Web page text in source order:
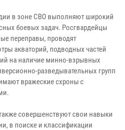
в зоне СВО выполняют широкий
боевых задач. Росгвардейцы
переправы, проводят
акваторий, подводных частей
на наличие минно-взрывных
разведывательных групп
вражеские схроны с
совершенствуют свои навыки
в поиске и классификации